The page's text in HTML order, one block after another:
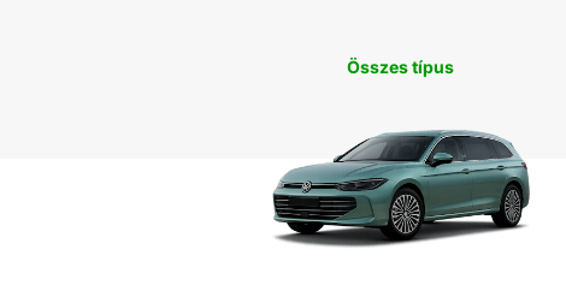
Összes típus